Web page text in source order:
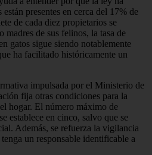
presentes en cerca del 17% de
de cada diez propietarios se
madres de sus felinos, la tasa de
gatos sigue siendo notablemente
ha facilitado históricamente un
impulsada por el Ministerio de
fija otras condiciones para la
hogar. El número máximo de
establece en cinco, salvo que se
Además, se refuerza la vigilancia
un responsable identificable a